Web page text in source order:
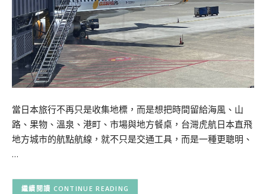
當日本旅行不再只是收集地標，而是想把時間留給海風、山
路、果物、溫泉、港町、市場與地方餐桌，台灣虎航日本直飛
地方城市的航點航線，就不只是交通工具，而是一種更聰明、
…
CONTINUE READING